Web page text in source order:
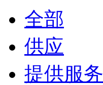
全部
供应
提供服务